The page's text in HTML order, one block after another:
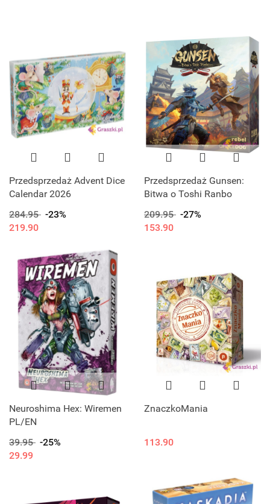
Przedsprzedaż Advent Dice
Calendar 2026
284.95 -23%
219.90
Przedsprzedaż Gunsen:
Bitwa o Toshi Ranbo
209.95 -27%
153.90
Neuroshima Hex: Wiremen
PL/EN
39.95 -25%
29.99
ZnaczkoMania
113.90